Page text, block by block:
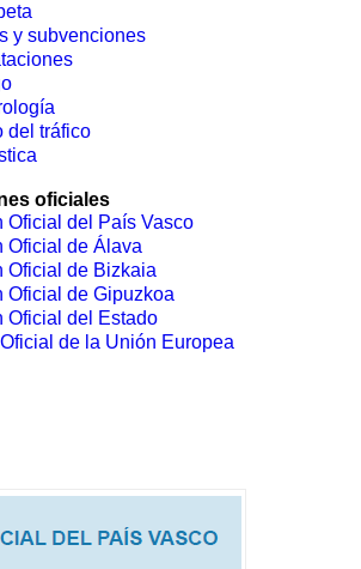
y subvenciones
del tráfico
oficiales
Oficial del País Vasco
Oficial de Álava
Oficial de Bizkaia
Oficial de Gipuzkoa
Oficial del Estado
de la Unión Europea